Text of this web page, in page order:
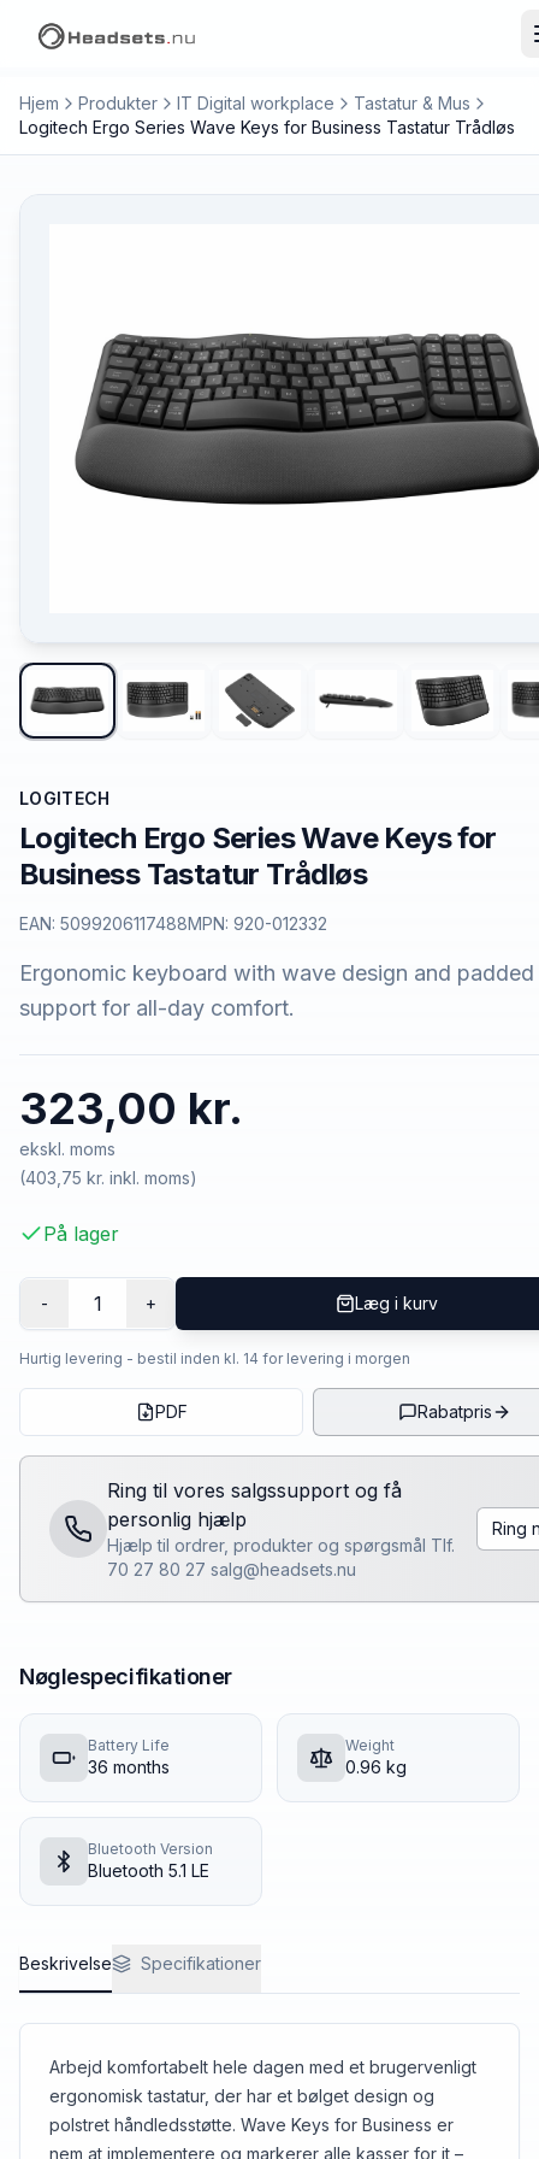
Hjem Produkter IT Digital workplace
Tastatur & Mus
Logitech Ergo Series Wave Keys for Business Tastatur Trådløs
LOGITECH
Logitech Ergo Series Wave Keys for
Business Tastatur Trådløs
EAN: 5099206117488MPN: 920-012332
Ergonomic keyboard with wave design and
support for all-day comfort.
323,00 kr.
ekskl. moms
(403,75 kr. inkl. moms)
På lager
- 1 + Læg i kurv
Hurtig levering - bestil inden kl. 14 for levering i morgen
PDF Rabatpris
Ring til vores salgssupport og få
personlig hjælp
Hjælp til ordrer, produkter og spørgsmål Tlf.
70 27 80 27 salg@headsets.nu
Ring
Nøglespecifikationer
Battery Life
36 months
Weight
0.96 kg
Bluetooth Version
Bluetooth 5.1 LE
Beskrivelse Specifikationer
Arbejd komfortabelt hele dagen med et brugervenligt
ergonomisk tastatur, der har et bølget design og
polstret håndledsstøtte. Wave Keys for Business er
nem at implementere og markerer alle kasser for it –